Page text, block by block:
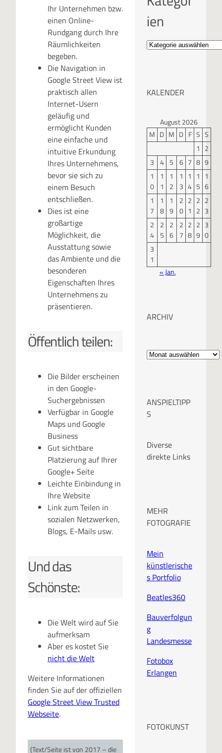
Ihr Unternehmen bzw.
einen Online-
Rundgang durch Ihre
Räumlichkeiten
begeben.
Die Navigation in
Google Street View ist
praktisch allen
Internet-Usern
geläufig und
ermöglicht Kunden
eine einfache und
intuitive Erkundung
Ihres Unternehmens,
bevor sie sich zu
einem Besuch
entschließen.
Dies ist eine
großartige
Möglichkeit, die
Ausstattung sowie
das Ambiente und die
besonderen
Eigenschaften Ihres
Unternehmens zu
präsentieren.
Öffentlich teilen:
Die Bilder erscheinen
in den Google-
Suchergebnissen
Verfügbar in Google
Maps und Google
Business
Gut sichtbare
Platzierung auf Ihrer
Google+ Seite
Leichte Einbindung in
Ihre Website
Link zum Teilen in
sozialen Netzwerken,
Blogs, E-Mails usw.
Und das
Schönste:
Die Welt wird auf Sie
aufmerksam
Aber es kostet Sie
nicht die Welt
Weitere Informationen
finden Sie auf der offiziellen
Google Street View Trusted
Webseite.
(Text/Seite ist von 2017 – die
ien
KALENDER
August 2026
M D M D F S S
1 2
3 4 5 6 7 8 9
1
0
1
1
1
2
1
3
1
4
1
5
1
6
1
7
1
8
1
9
2
0
2
1
2
2
2
3
2
4
2
5
2
6
2
7
2
8
2
9
3
0
3
1
« Jan.
ARCHIV
A
h
v
ANSPIELTIPP
S
Diverse
direkte Links
MEHR
FOTOGRAFIE
Mein
künstlerische
s Portfolio
Beatles360
Bauverfolgun
g
Landesmesse
Fotobox
Erlangen
FOTOKUNST